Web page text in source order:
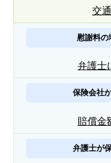
交
慰謝料の
弁護士
保険会社
賠償金
弁護士が